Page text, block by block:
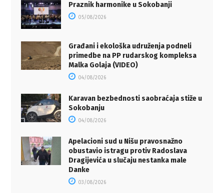
Praznik harmonike u Sokobanji
05/08/2026
Građani i ekološka udruženja podneli
primedbe na PP rudarskog kompleksa
Malka Golaja (VIDEO)
04/08/2026
Karavan bezbednosti saobraćaja stiže u
Sokobanju
04/08/2026
Apelacioni sud u Nišu pravosnažno
obustavio istragu protiv Radoslava
Dragijevića u slučaju nestanka male
Danke
03/08/2026